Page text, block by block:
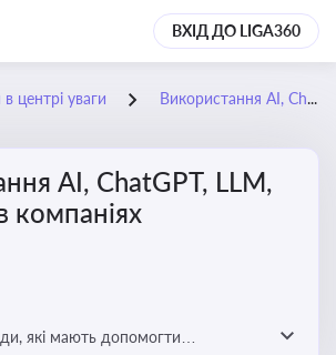
ВХІД ДО LIGA360
центрі уваги Використання AI, ChatGPT, LLM, чат-ботів в компаніях
AI, ChatGPT, LLM,
компаніях
які мають допомогти